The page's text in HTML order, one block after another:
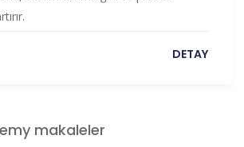
DETAY
makaleler